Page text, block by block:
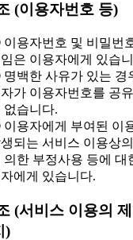
(이용자번호 등)
용자번호 및 비밀번
은 이용자에게 있습
백한 사유가 있는 경
가 이용자번호를 공
없습니다.
용자에게 부여된 이
되는 서비스 이용상
의한 부정사용 등에 대
에게 있습니다.
(서비스 이용의
)